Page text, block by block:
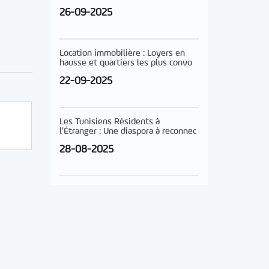
26-09-2025
Location immobilière : Loyers en
hausse et quartiers les plus convo
22-09-2025
Les Tunisiens Résidents à
l’Étranger : Une diaspora à reconnec
28-08-2025